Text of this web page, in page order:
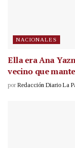
NACIONALES
Ella era Ana
vecino que
por Redacción Diario La